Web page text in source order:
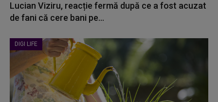
Lucian Viziru, reacție fermă după ce a fost acuzat
de fani că cere bani pe...
DIGI LIFE